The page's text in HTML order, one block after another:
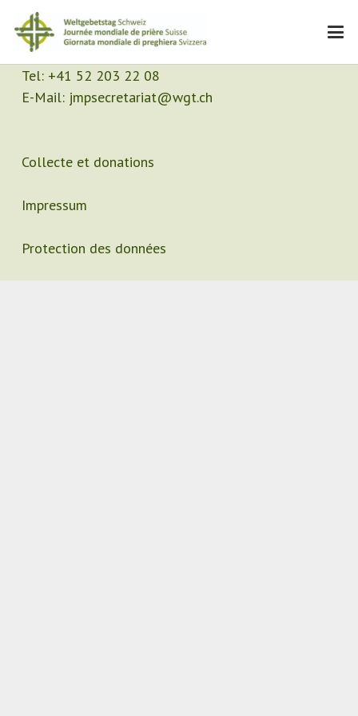
Contact
Secrétariat
Tel: +41 52 203 22 08
E-Mail: jmpsecretariat@wgt.ch
Collecte et donations
Impressum
Protection des données